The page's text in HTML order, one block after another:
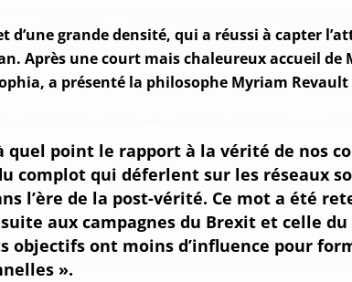
grande densité, qui a réussi à capter
Après une court mais chaleureux accueil de
a présenté la philosophe Myriam
quel point le rapport à la vérité de nos
complot qui déferlent sur les réseaux
l’ère de la post-vérité. Ce mot a été
aux campagnes du Brexit et celle
objectifs ont moins d’influence pour
».